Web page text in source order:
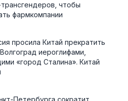
чтобы
фармкомпании
просила Китай прекратить
иероглифами,
«город Сталина». Китай
Петербурга сократит